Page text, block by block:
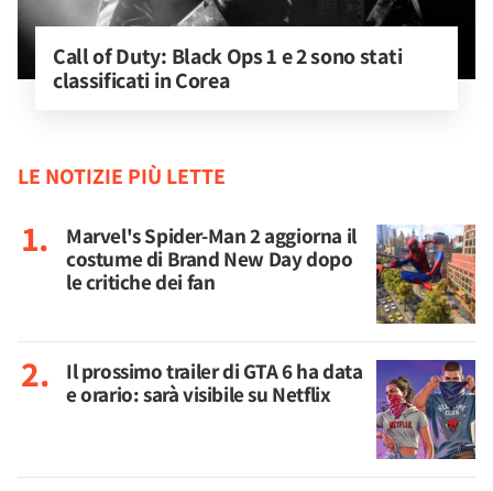
Call of Duty: Black Ops 1 e 2 sono stati
classificati in Corea
LE NOTIZIE PIÙ LETTE
Marvel's Spider-Man 2 aggiorna il
costume di Brand New Day dopo
le critiche dei fan
Il prossimo trailer di GTA 6 ha data
e orario: sarà visibile su Netflix